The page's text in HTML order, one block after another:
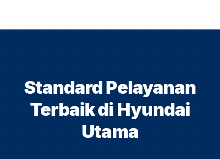
Standard Pelayanan
Terbaik di Hyundai
Utama